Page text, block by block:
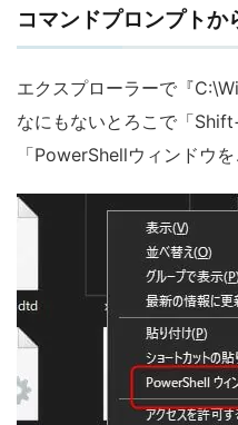
コマンドプロンプトか
エクスプローラーで『
なにもないとろこで「
「PowerShellウィンドウ